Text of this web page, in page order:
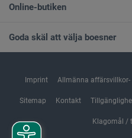
Online-butiken
Goda skäl att välja boesner
Imprint Allmänna affärsvillkor-
Sitemap Kontakt
Klagomål /